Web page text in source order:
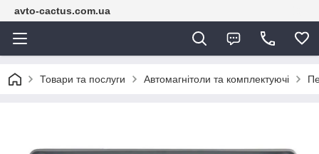
avto-cactus.com.ua
Товари та послуги Автомагнітоли та комплектуючі